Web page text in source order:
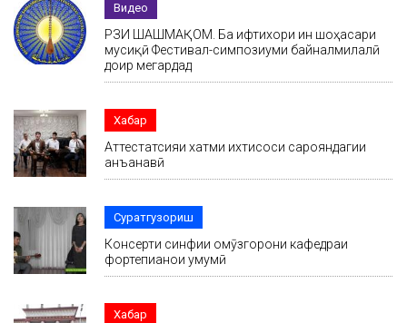
Видео
РӮЗИ ШАШМАҚОМ. Ба ифтихори ин шоҳасари
мусиқӣ Фестивал-симпозиуми байналмилалӣ
доир мегардад
Хабар
Аттестатсияи хатми ихтисоси сарояндагии
анъанавӣ
Суратгузориш
Консерти синфии омӯзгорони кафедраи
фортепианои умумӣ
Хабар